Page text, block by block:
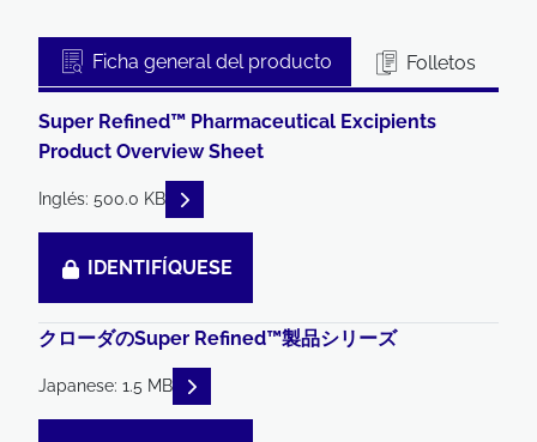
Ficha general del producto Folletos
Super Refined™ Pharmaceutical Excipients
Product Overview Sheet
Inglés: 500.0 KB READ DESCRIPTIONS
IDENTIFÍQUESE
クローダのSuper Refined™製品シリーズ
Japanese: 1.5 MB READ DESCRIPTIONS